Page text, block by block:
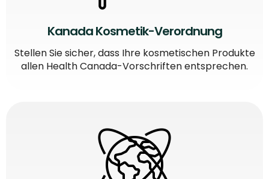
Kanada Kosmetik-Verordnung
Stellen Sie sicher, dass Ihre kosmetischen Produkte
allen Health Canada-Vorschriften entsprechen.